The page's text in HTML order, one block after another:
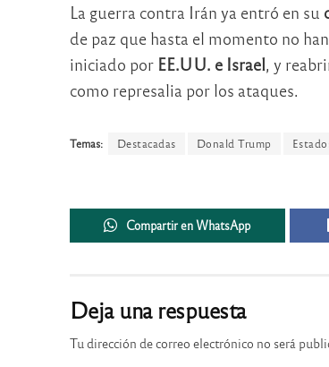
La guerra contra Irán ya entró en su
de paz que hasta el momento no
iniciado por EE.UU. e Israel, y
como represalia por los ataques.
Temas: Destacadas Donald Trump
Compartir en WhatsApp
Deja una respuesta
Tu dirección de correo electrónico no será